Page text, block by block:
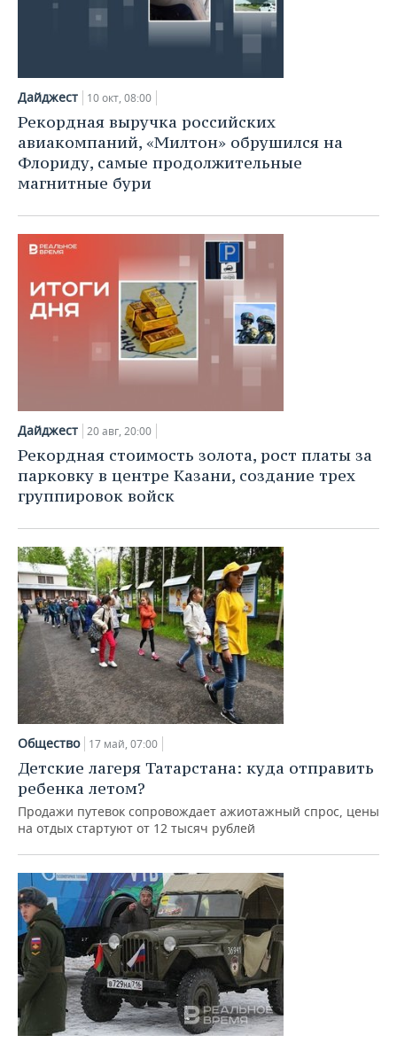
Дайджест 10 окт, 08:00
Рекордная выручка российских
авиакомпаний, «Милтон» обрушился на
Флориду, самые продолжительные
магнитные бури
Дайджест 20 авг, 20:00
Рекордная стоимость золота, рост платы за
парковку в центре Казани, создание трех
группировок войск
Общество 17 май, 07:00
Детские лагеря Татарстана: куда отправить
ребенка летом?
Продажи путевок сопровождает ажиотажный спрос, цены
на отдых стартуют от 12 тысяч рублей